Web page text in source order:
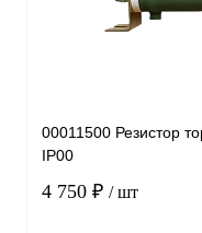
00011500 Резистор
IP00
4 750 ₽ / шт